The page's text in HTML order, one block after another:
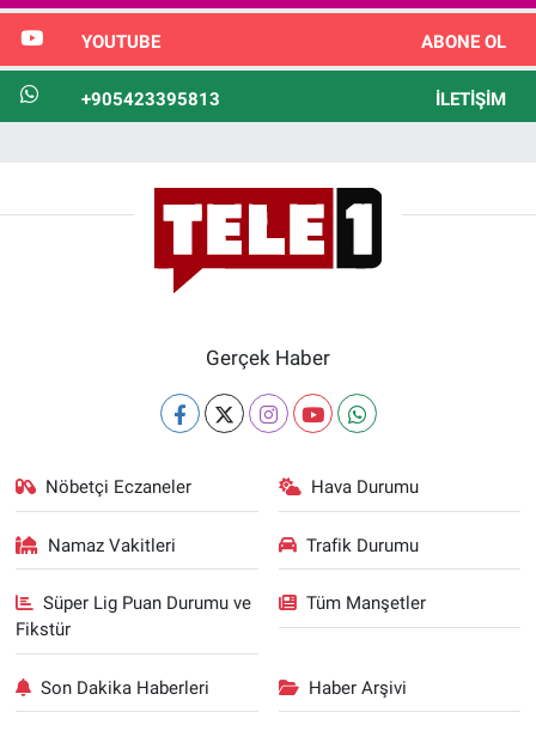
YOUTUBE ABONE OL
+905423395813 İLETIŞIM
Gerçek Haber
Nöbetçi Eczaneler Hava Durumu
Namaz Vakitleri Trafik Durumu
Süper Lig Puan Durumu ve
Fikstür
Tüm Manşetler
Son Dakika Haberleri Haber Arşivi